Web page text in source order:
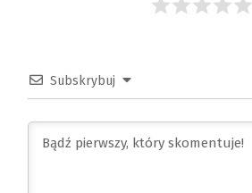
Subskrybuj